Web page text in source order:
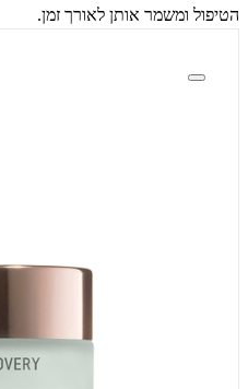
הטיפול ומשמר אותן לאורך זמן.